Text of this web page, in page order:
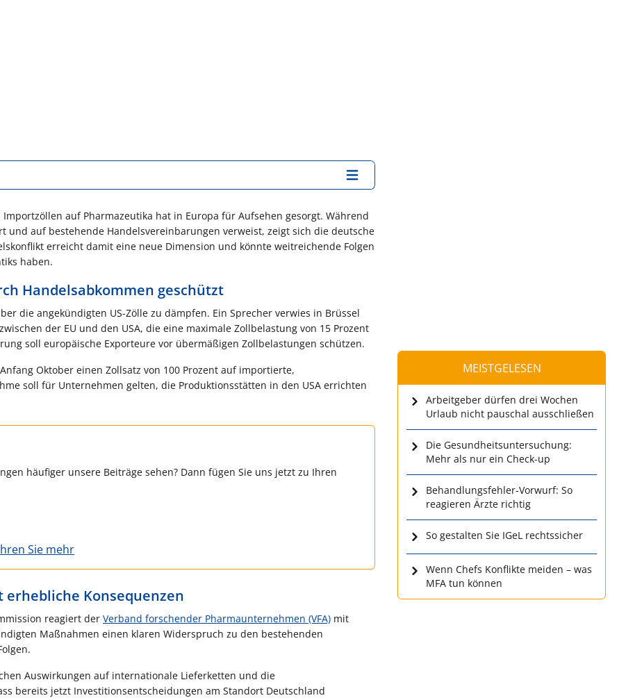
auf Pharmazeutika hat in Europa für Aufsehen gesorgt. Während
und auf bestehende Handelsvereinbarungen verweist, zeigt sich die deutsche
erreicht damit eine neue Dimension und könnte weitreichende Folgen
haben.
Handelsabkommen geschützt
die angekündigten US-Zölle zu dämpfen. Ein Sprecher verwies in Brüssel
der EU und den USA, die eine maximale Zollbelastung von 15 Prozent
soll europäische Exporteure vor übermäßigen Zollbelastungen schützen.
Oktober einen Zollsatz von 100 Prozent auf importierte,
soll für Unternehmen gelten, die Produktionsstätten in den USA errichten
häufiger unsere Beiträge sehen? Dann fügen Sie uns jetzt zu Ihren
Sie mehr
Konsequenzen
reagiert der Verband forschender Pharmaunternehmen (VFA) mit
Maßnahmen einen klaren Widerspruch zu den bestehenden
Auswirkungen auf internationale Lieferketten und die
bereits jetzt Investitionsentscheidungen am Standort Deutschland
MEISTGELESEN
Arbeitgeber dürfen drei Wochen
Urlaub nicht pauschal ausschließen
Die Gesundheitsuntersuchung:
Mehr als nur ein Check-up
Behandlungsfehler-Vorwurf: So
reagieren Ärzte richtig
So gestalten Sie IGeL rechtssicher
Wenn Chefs Konflikte meiden – was
MFA tun können